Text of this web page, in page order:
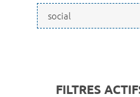
FILTRES